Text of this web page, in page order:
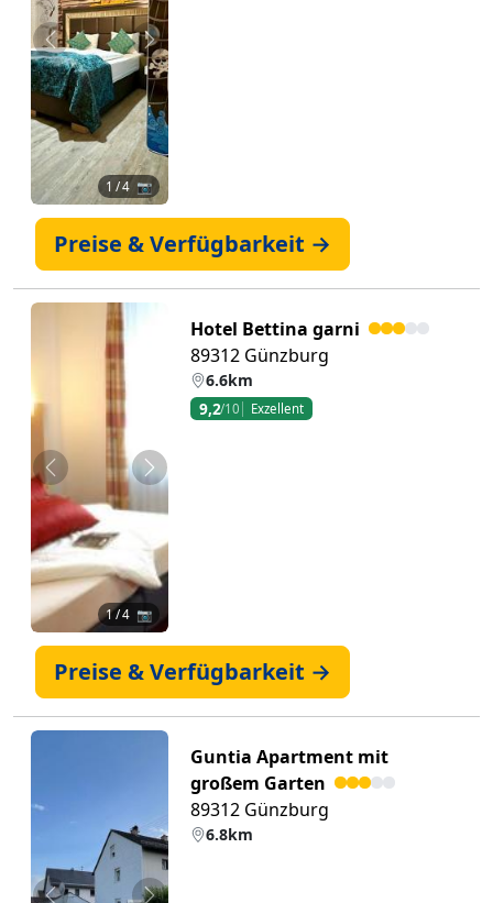
Zurück Weiter
1 / 4 📷
Preise & Verfügbarkeit →
Zurück Weiter
1/ 4 📷
Hotel Bettina garni
89312 Günzburg
6.6km
9,2/10 Exzellent
Preise & Verfügbarkeit →
Guntia Apartment mit
großem Garten
89312 Günzburg
6.8km